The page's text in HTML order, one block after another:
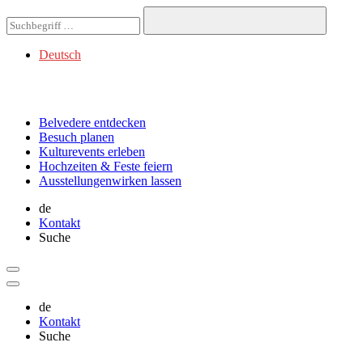
Deutsch
Belvedere entdecken
Besuch planen
Kulturevents erleben
Hochzeiten & Feste feiern
Ausstellungenwirken lassen
de
Kontakt
Suche
de
Kontakt
Suche